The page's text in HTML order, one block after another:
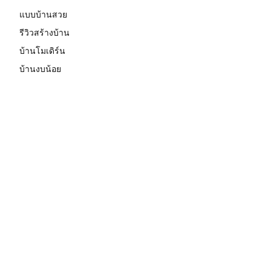
แบบบ้านสวย
รีวิวสร้างบ้าน
บ้านโมเดิร์น
บ้านงบน้อย